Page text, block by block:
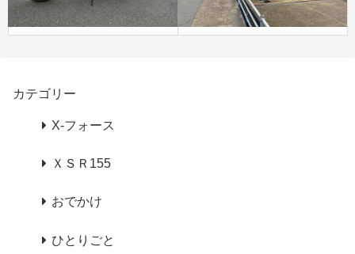
カテゴリー
X-フォース
ＸＳＲ155
おでかけ
ひとりごと